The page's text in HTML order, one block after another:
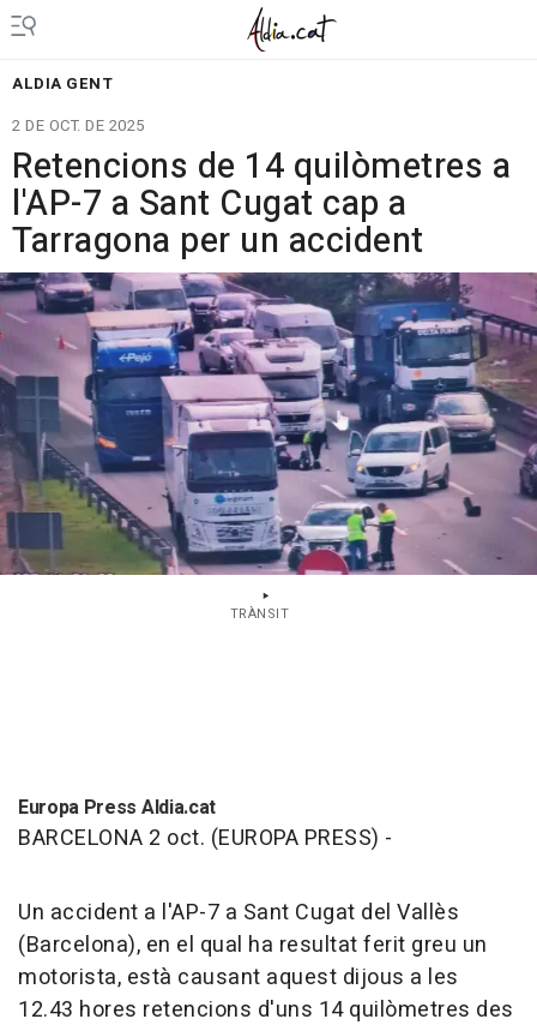
ALDIA GENT
2 DE OCT. DE 2025
Retencions de 14 quilòmetres a
l'AP-7 a Sant Cugat cap a
Tarragona per un accident
TRÀNSIT
Europa Press Aldia.cat
BARCELONA 2 oct. (EUROPA PRESS) -
Un accident a l'AP-7 a Sant Cugat del Vallès
(Barcelona), en el qual ha resultat ferit greu un
motorista, està causant aquest dijous a les
12.43 hores retencions d'uns 14 quilòmetres des